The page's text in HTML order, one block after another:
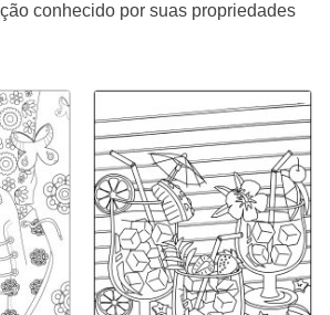
conhecido por suas propriedades